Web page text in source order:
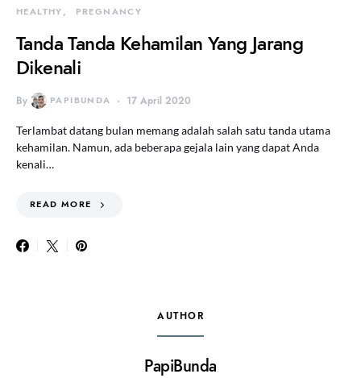
HEALTHY PREGNANCY
Tanda Tanda Kehamilan Yang Jarang
Dikenali
By PAPIBUNDA 17 April 2020
Terlambat datang bulan memang adalah salah satu tanda utama
kehamilan. Namun, ada beberapa gejala lain yang dapat Anda
kenali…
READ MORE
AUTHOR
PapiBunda